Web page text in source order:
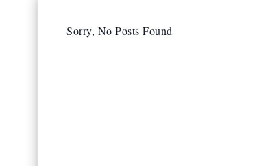
Sorry, No Posts Found